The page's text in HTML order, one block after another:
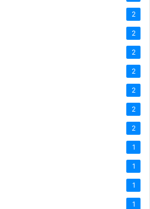
2
2
2
2
2
2
2
1
1
1
1